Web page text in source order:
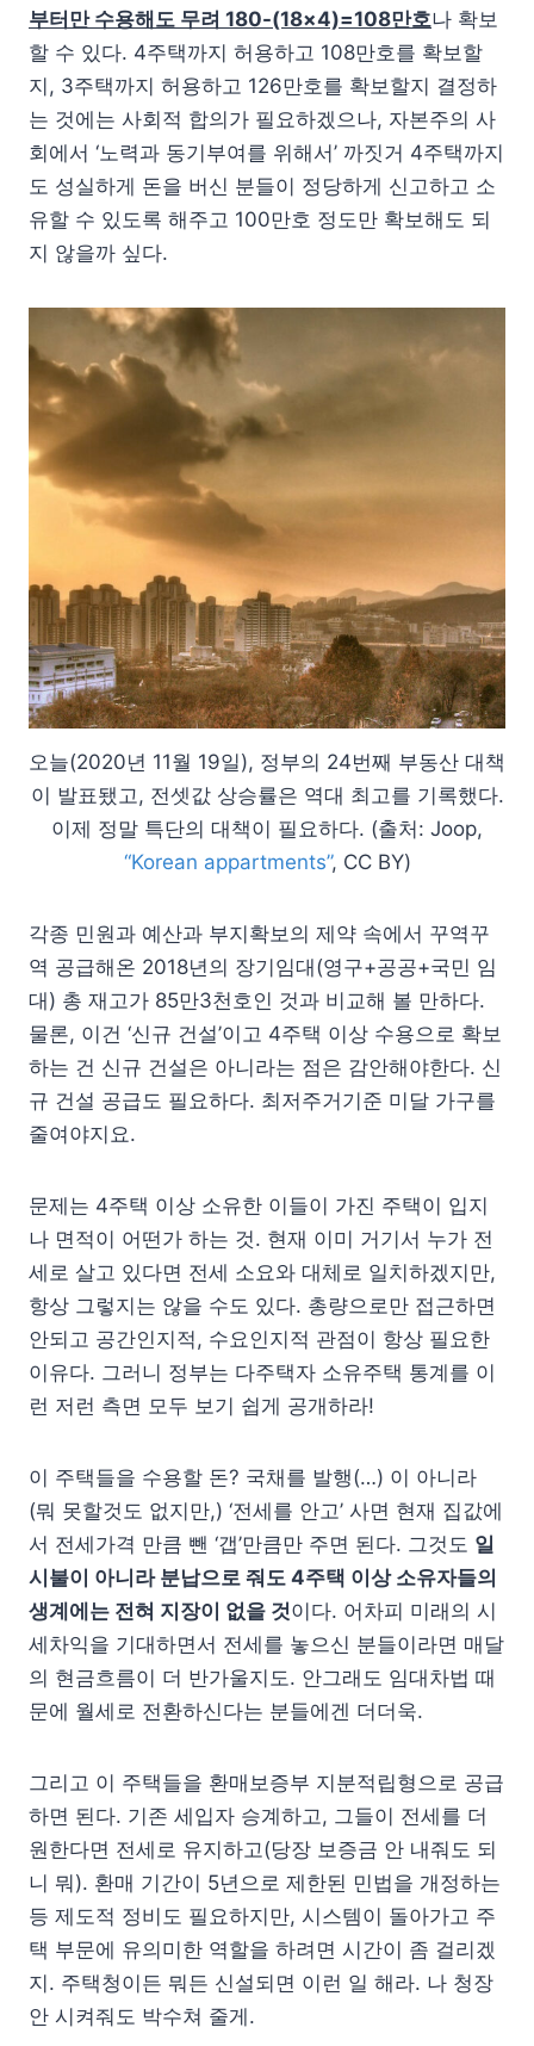
부터만 수용해도 무려 180-(18×4)=108만호나 확보
할 수 있다. 4주택까지 허용하고 108만호를 확보할
지, 3주택까지 허용하고 126만호를 확보할지 결정하
는 것에는 사회적 합의가 필요하겠으나, 자본주의 사
회에서 ‘노력과 동기부여를 위해서’ 까짓거 4주택까지
도 성실하게 돈을 버신 분들이 정당하게 신고하고 소
유할 수 있도록 해주고 100만호 정도만 확보해도 되
지 않을까 싶다.
오늘(2020년 11월 19일), 정부의 24번째 부동산 대책
이 발표됐고, 전셋값 상승률은 역대 최고를 기록했다.
이제 정말 특단의 대책이 필요하다. (출처: Joop,
“Korean appartments”, CC BY)
각종 민원과 예산과 부지확보의 제약 속에서 꾸역꾸
역 공급해온 2018년의 장기임대(영구+공공+국민 임
대) 총 재고가 85만3천호인 것과 비교해 볼 만하다.
물론, 이건 ‘신규 건설’이고 4주택 이상 수용으로 확보
하는 건 신규 건설은 아니라는 점은 감안해야한다. 신
규 건설 공급도 필요하다. 최저주거기준 미달 가구를
줄여야지요.
문제는 4주택 이상 소유한 이들이 가진 주택이 입지
나 면적이 어떤가 하는 것. 현재 이미 거기서 누가 전
세로 살고 있다면 전세 소요와 대체로 일치하겠지만,
항상 그렇지는 않을 수도 있다. 총량으로만 접근하면
안되고 공간인지적, 수요인지적 관점이 항상 필요한
이유다. 그러니 정부는 다주택자 소유주택 통계를 이
런 저런 측면 모두 보기 쉽게 공개하라!
이 주택들을 수용할 돈? 국채를 발행(…) 이 아니라
(뭐 못할것도 없지만,) ‘전세를 안고’ 사면 현재 집값에
서 전세가격 만큼 뺀 ‘갭’만큼만 주면 된다. 그것도 일
시불이 아니라 분납으로 줘도 4주택 이상 소유자들의
생계에는 전혀 지장이 없을 것이다. 어차피 미래의 시
세차익을 기대하면서 전세를 놓으신 분들이라면 매달
의 현금흐름이 더 반가울지도. 안그래도 임대차법 때
문에 월세로 전환하신다는 분들에겐 더더욱.
그리고 이 주택들을 환매보증부 지분적립형으로 공급
하면 된다. 기존 세입자 승계하고, 그들이 전세를 더
원한다면 전세로 유지하고(당장 보증금 안 내줘도 되
니 뭐). 환매 기간이 5년으로 제한된 민법을 개정하는
등 제도적 정비도 필요하지만, 시스템이 돌아가고 주
택 부문에 유의미한 역할을 하려면 시간이 좀 걸리겠
지. 주택청이든 뭐든 신설되면 이런 일 해라. 나 청장
안 시켜줘도 박수쳐 줄게.